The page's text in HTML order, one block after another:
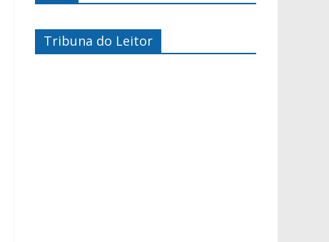
Tribuna do Leitor